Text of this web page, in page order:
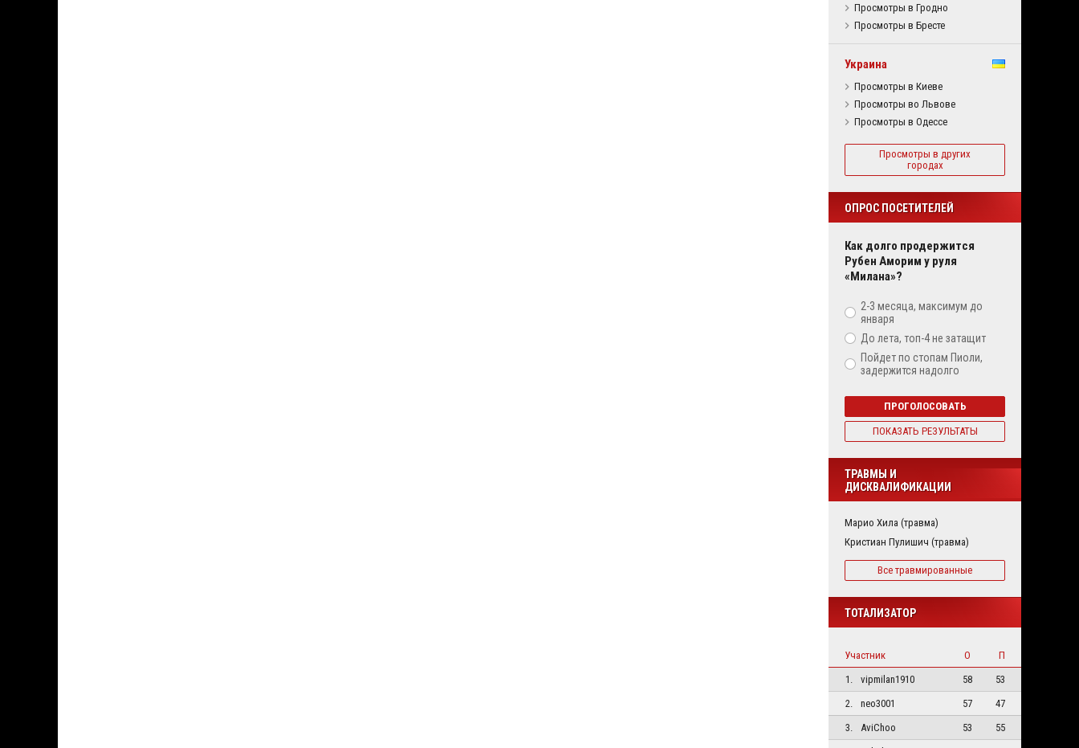
Просмотры в Гродно
Просмотры в Бресте
Украина
Просмотры в Киеве
Просмотры во Львове
Просмотры в Одессе
Просмотры в других
городах
ОПРОС ПОСЕТИТЕЛЕЙ
Как долго продержится
Рубен Аморим у руля
«Милана»?
2-3 месяца, максимум до
января
До лета, топ-4 не затащит
Пойдет по стопам Пиоли,
задержится надолго
ПРОГОЛОСОВАТЬ
ПОКАЗАТЬ РЕЗУЛЬТАТЫ
ТРАВМЫ И
ДИСКВАЛИФИКАЦИИ
Марио Хила (травма)
Кристиан Пулишич (травма)
Все травмированные
ТОТАЛИЗАТОР
Участник О
П
1.
vipmilan1910 58
53
2.
neo3001 57
47
3.
AviChoo 53
55